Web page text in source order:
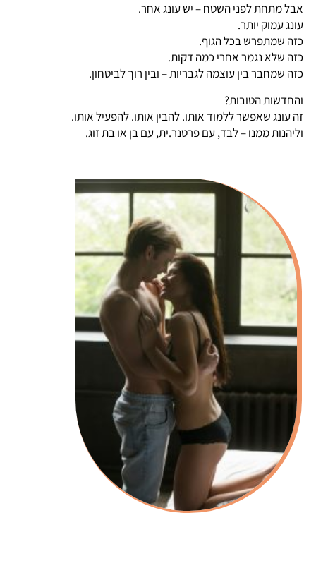
אבל מתחת לפני השטח – יש עונג אחר.
עונג עמוק יותר.
כזה שמתפרש בכל הגוף.
כזה שלא נגמר אחרי כמה דקות.
כזה שמחבר בין עוצמה לגבריות – ובין רוך לביטחון.
והחדשות הטובות?
זה עונג שאפשר ללמוד אותו. להבין אותו. להפעיל אותו.
וליהנות ממנו – לבד, עם פרטנר.ית, עם בן או בת זוג.